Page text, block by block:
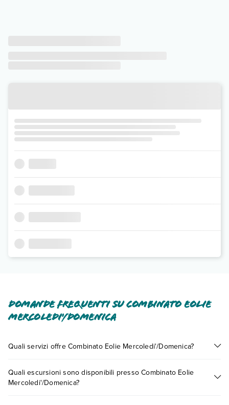
Domande frequenti su Combinato Eolie
Mercoledi'/Domenica
Quali servizi offre Combinato Eolie Mercoledi'/Domenica?
inclusi o a pagamento tra cui: wi-fi in camera.
Scopri tutti i dettagli nel paragrafo dedicato "
Quali escursioni sono disponibili presso Combinato Eolie
Mercoledi'/Domenica?